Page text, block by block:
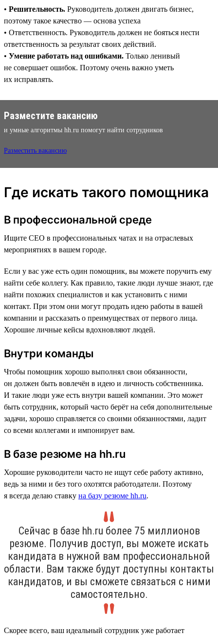
• Решительность. Руководитель должен двигать бизнес,
поэтому такое качество — основа успеха
• Ответственность. Руководитель должен не бояться нести
ответственность за результат своих действий.
• Умение работать над ошибками. Только ленивый
не совершает ошибок. Поэтому очень важно уметь
их исправлять.
Разместите вакансию
и умные алгоритмы hh.ru помогут найти сотрудников
Разместить вакансию
Где искать такого помощника
В профессиональной среде
Ищите CEO в профессиональных чатах и на отраслевых
мероприятиях в вашем городе.
Если у вас уже есть один помощник, вы можете поручить ему
найти себе коллегу. Как правило, такие люди лучше знают, где
найти похожих специалистов и как установить с ними
контакт. При этом они могут продать идею работы в вашей
компании и рассказать о преимуществах от первого лица.
Хорошие личные кейсы вдохновляют людей.
Внутри команды
Чтобы помощник хорошо выполнял свои обязанности,
он должен быть вовлечён в идею и личность собственника.
И такие люди уже есть внутри вашей компании. Это может
быть сотрудник, который часто берёт на себя дополнительные
задачи, хорошо справляется со своими обязанностями, ладит
со всеми коллегами и импонирует вам.
В базе резюме на hh.ru
Хорошие руководители часто не ищут себе работу активно,
ведь за ними и без того охотятся работодатели. Поэтому
я всегда делаю ставку на базу резюме hh.ru.
Сейчас в базе hh.ru более 75 миллионов
резюме. Получив доступ, вы можете искать
кандидата в нужной вам профессиональной
области. Вам также будут доступны контакты
кандидатов, и вы сможете связаться с ними
самостоятельно.
Скорее всего, ваш идеальный сотрудник уже работает